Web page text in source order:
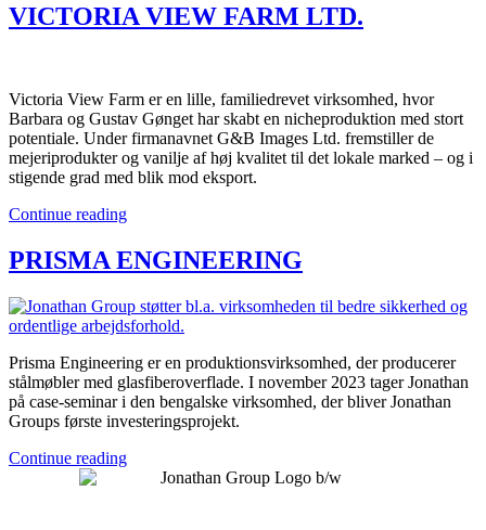
VICTORIA VIEW FARM LTD.
Victoria View Farm er en lille, familiedrevet virksomhed, hvor
Barbara og Gustav Gønget har skabt en nicheproduktion med stort
potentiale. Under firmanavnet G&B Images Ltd. fremstiller de
mejeriprodukter og vanilje af høj kvalitet til det lokale marked – og i
stigende grad med blik mod eksport.
Continue reading
PRISMA ENGINEERING
Prisma Engineering er en produktionsvirksomhed, der producerer
stålmøbler med glasfiberoverflade. I november 2023 tager Jonathan
på case-seminar i den bengalske virksomhed, der bliver Jonathan
Groups første investeringsprojekt.
Continue reading